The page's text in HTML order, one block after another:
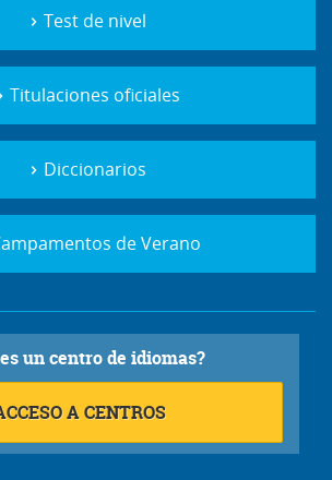
Test de nivel
Titulaciones oficiales
Diccionarios
de Verano
un centro de idiomas?
A CENTROS